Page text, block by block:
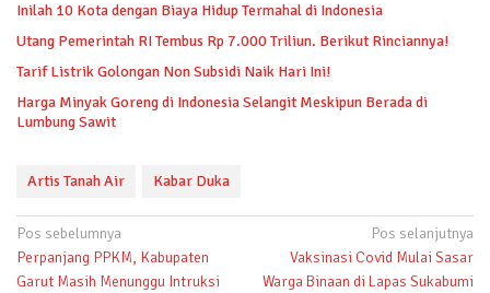
Inilah 10 Kota dengan Biaya Hidup Termahal di Indonesia
Utang Pemerintah RI Tembus Rp 7.000 Triliun. Berikut Rinciannya!
Tarif Listrik Golongan Non Subsidi Naik Hari Ini!
Harga Minyak Goreng di Indonesia Selangit Meskipun Berada di
Lumbung Sawit
Artis Tanah Air Kabar Duka
Navigasi
pos
Pos sebelumnya
Perpanjang PPKM, Kabupaten
Garut Masih Menunggu Intruksi
Pos selanjutnya
Vaksinasi Covid Mulai Sasar
Warga Binaan di Lapas Sukabumi